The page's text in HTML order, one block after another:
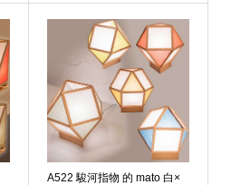
A522 駿河指物 的 mato 白×